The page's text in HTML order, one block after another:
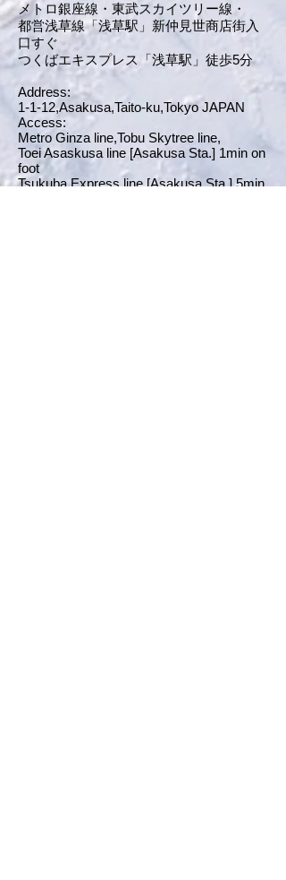
メトロ銀座線・東武スカイツリー線・
都営浅草線「浅草駅」新仲見世商店街入
口すぐ
つくばエキスプレス「浅草駅」徒歩5分
Address:
1-1-12,Asakusa,Taito-ku,Tokyo JAPAN
Access:
Metro Ginza line,Tobu Skytree line,
Toei Asaskusa line [Asakusa Sta.] 1min on
foot
Tsukuba Express line [Asakusa Sta.] 5min